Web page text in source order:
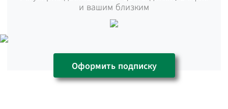
и вашим близким
Оформить подписку